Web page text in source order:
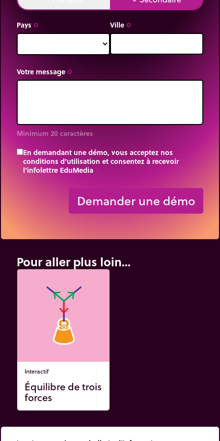
Pays trip_origin Ville trip_origin
Votre message trip_origin
Minimum 20 caractères
En demandant une démo, vous acceptez nos
conditions d’utilisation et consentez à recevoir
l’infolettre EduMedia
Demander une démo
Pour aller plus loin...
Interactif
Équilibre de trois
forces